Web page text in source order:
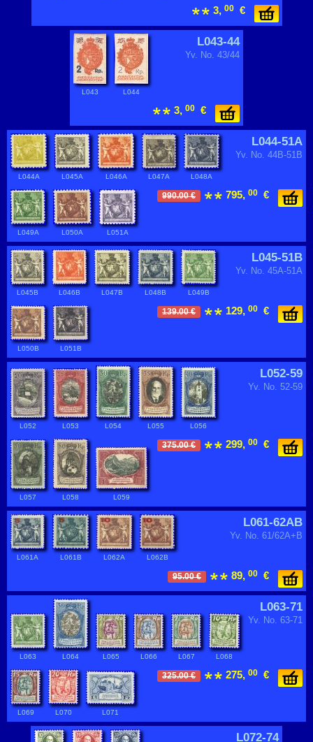
3, 00 €
L043-44
Yv. No. 43/44
L043 L044
3, 00 €
L044-51A
Yv. No. 44B-51B
L044A L045A L046A L047A L048A
L049A L050A L051A
990.00 € 795, 00 €
L045-51B
Yv. No. 45A-51A
L045B L046B L047B L048B L049B
L050B L051B
139.00 € 129, 00 €
L052-59
Yv. No. 52-59
L052 L053 L054 L055 L056
L057 L058 L059
375.00 € 299, 00 €
L061-62AB
Yv. No. 61/62A+B
L061A L061B L062A L062B
95.00 € 89, 00 €
L063-71
Yv. No. 63-71
L063 L064 L065 L066 L067 L068
L069 L070 L071
325.00 € 275, 00 €
L072-74